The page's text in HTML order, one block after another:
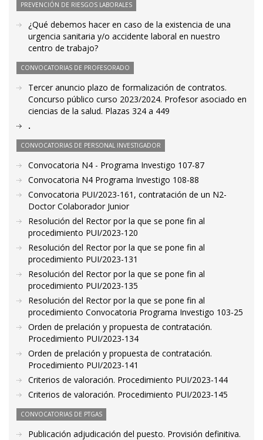
PREVENCIÓN DE RIESGOS LABORALES
¿Qué debemos hacer en caso de la existencia de una
urgencia sanitaria y/o accidente laboral en nuestro
centro de trabajo?
CONVOCATORIAS DE PROFESORADO
Tercer anuncio plazo de formalización de contratos.
Concurso público curso 2023/2024. Profesor asociado en
ciencias de la salud. Plazas 324 a 449
.
CONVOCATORIAS DE PERSONAL INVESTIGADOR
Convocatoria N4 - Programa Investigo 107-87
Convocatoria N4 Programa Investigo 108-88
Convocatoria PUI/2023-161, contratación de un N2-
Doctor Colaborador Junior
Resolución del Rector por la que se pone fin al
procedimiento PUI/2023-120
Resolución del Rector por la que se pone fin al
procedimiento PUI/2023-131
Resolución del Rector por la que se pone fin al
procedimiento PUI/2023-135
Resolución del Rector por la que se pone fin al
procedimiento Convocatoria Programa Investigo 103-25
Orden de prelación y propuesta de contratación.
Procedimiento PUI/2023-134
Orden de prelación y propuesta de contratación.
Procedimiento PUI/2023-141
Criterios de valoración. Procedimiento PUI/2023-144
Criterios de valoración. Procedimiento PUI/2023-145
CONVOCATORIAS DE PTGAS
Publicación adjudicación del puesto. Provisión definitiva.